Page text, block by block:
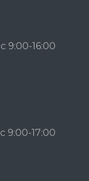
9:00-16:00
9:00-17:00